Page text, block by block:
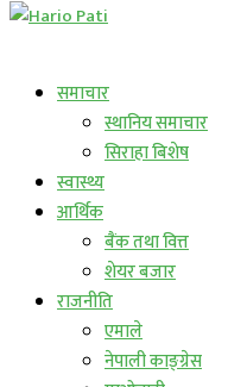
समाचार
स्थानिय समाचार
सिराहा बिशेष
स्वास्थ्य
आर्थिक
बैंक तथा वित्त
शेयर बजार
राजनीति
एमाले
नेपाली काङ्ग्रेस